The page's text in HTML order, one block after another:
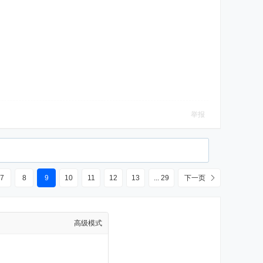
举报
7 8 9 10 11 12 13 ... 29 下一页
高级模式